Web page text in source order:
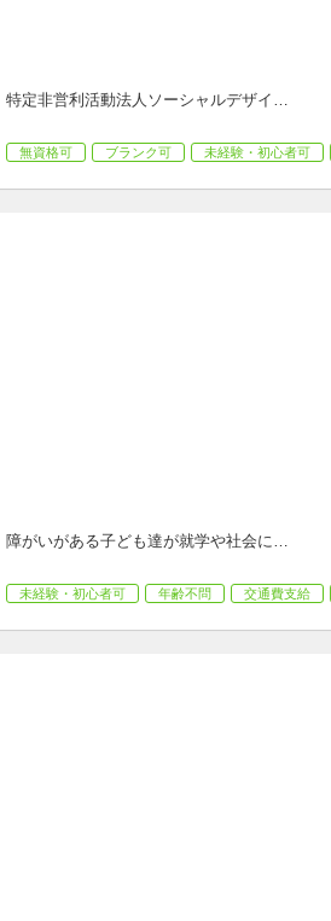
特定非営利活動法人ソーシャルデザイ …
無資格可 ブランク可 未経験・初心者可
障がいがある子ども達が就学や社会に…
未経験・初心者可 年齢不問 交通費支給